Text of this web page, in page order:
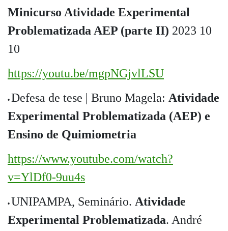
Minicurso Atividade Experimental
Problematizada AEP (parte II) 2023 10
10
https://youtu.be/mgpNGjvlLSU
• Defesa de tese | Bruno Magela: Atividade
Experimental Problematizada (AEP) e
Ensino de Quimiometria
https://www.youtube.com/watch?
v=YlDf0-9uu4s
• UNIPAMPA, Seminário. Atividade
Experimental Problematizada. André